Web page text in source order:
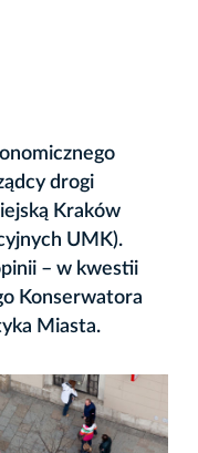
drogi
Kraków
UMK).
– w kwestii
Konserwatora
Miasta.